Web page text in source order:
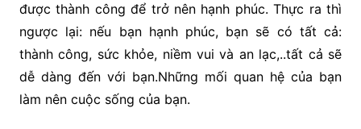
được thành công để trở nên hạnh phúc. Thực ra thì
ngược lại: nếu bạn hạnh phúc, bạn sẽ có tất cả:
thành công, sức khỏe, niềm vui và an lạc,..tất cả sẽ
dễ dàng đến với bạn.Những mối quan hệ của bạn
làm nên cuộc sống của bạn.